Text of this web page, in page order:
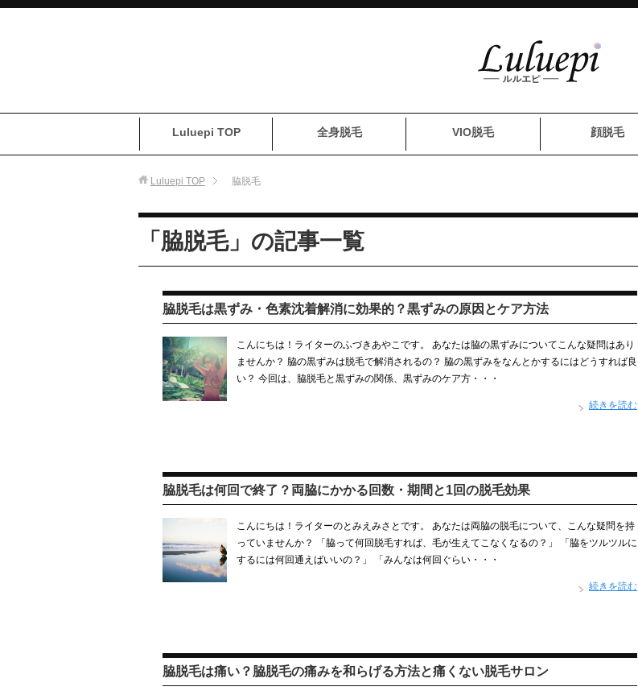
Luluepi TOP 全身脱毛 VIO脱毛 顔脱毛
Luluepi TOP 脇脱毛
「脇脱毛」の記事一覧
脇脱毛は黒ずみ・色素沈着解消に効果的？黒ずみの原因とケア方法
こんにちは！ライターのふづきあやこです。 あなたは脇の黒ずみについてこんな疑問はあり
ませんか？ 脇の黒ずみは脱毛で解消されるの？ 脇の黒ずみをなんとかするにはどうすれば良
い？ 今回は、脇脱毛と黒ずみの関係、黒ずみのケア方・・・
続きを読む
脇脱毛は何回で終了？両脇にかかる回数・期間と1回の脱毛効果
こんにちは！ライターのとみえみさとです。 あなたは両脇の脱毛について、こんな疑問を持
っていませんか？ 「脇って何回脱毛すれば、毛が生えてこなくなるの？」 「脇をツルツルに
するには何回通えばいいの？」 「みんなは何回ぐらい・・・
続きを読む
脇脱毛は痛い？脇脱毛の痛みを和らげる方法と痛くない脱毛サロン